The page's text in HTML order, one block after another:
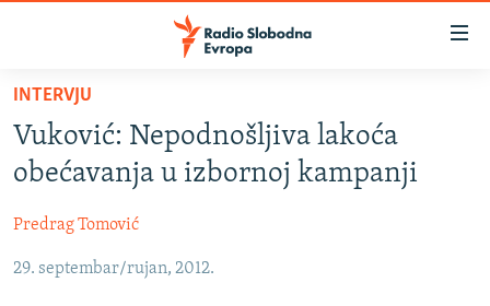
Pređite
glavni
sadržaj
na
navigaciju
VIJESTI
BOSNA I HERCEGOVINA
KOSOVO
CRNA GORA
INTERVJU
Vuković: Nepodnošljiva lakoća
obećavanja u izbornoj kampanji
Predrag Tomović
29. septembar/rujan, 2012.